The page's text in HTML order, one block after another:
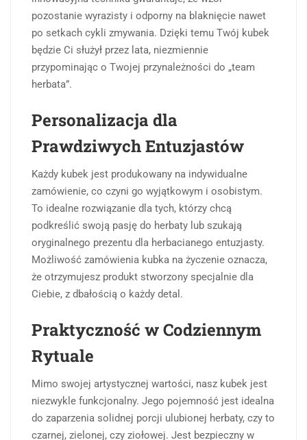
pozostanie wyrazisty i odporny na blaknięcie nawet
po setkach cykli zmywania. Dzięki temu Twój kubek
będzie Ci służył przez lata, niezmiennie
przypominając o Twojej przynależności do „team
herbata”.
Personalizacja dla
Prawdziwych Entuzjastów
Każdy kubek jest produkowany na indywidualne
zamówienie, co czyni go wyjątkowym i osobistym.
To idealne rozwiązanie dla tych, którzy chcą
podkreślić swoją pasję do herbaty lub szukają
oryginalnego prezentu dla herbacianego entuzjasty.
Możliwość zamówienia kubka na życzenie oznacza,
że otrzymujesz produkt stworzony specjalnie dla
Ciebie, z dbałością o każdy detal.
Praktyczność w Codziennym
Rytuale
Mimo swojej artystycznej wartości, nasz kubek jest
niezwykle funkcjonalny. Jego pojemność jest idealna
do zaparzenia solidnej porcji ulubionej herbaty, czy to
czarnej, zielonej, czy ziołowej. Jest bezpieczny w